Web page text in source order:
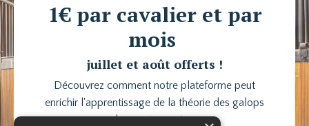
1€ par cavalier et par
mois
juillet et août offerts !
Découvrez comment notre plateforme peut
enrichir l'apprentissage de la théorie des galops
dans votre centre.